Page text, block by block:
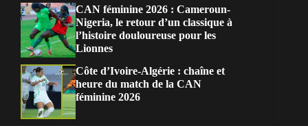
CAN féminine 2026 : Cameroun-
Nigeria, le retour d’un classique à
l’histoire douloureuse pour les
Lionnes
Côte d’Ivoire-Algérie : chaîne et
heure du match de la CAN
féminine 2026